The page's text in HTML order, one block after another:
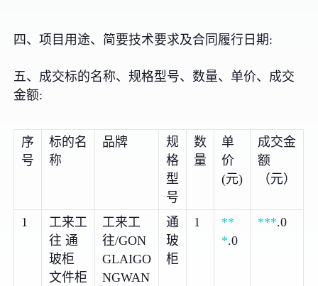
四、项目用途、简要技术要求及合同履行日期:
五、成交标的名称、规格型号、数量、单价、成交
金额:
序
号
标的名
称
品牌
规
格
型
号
数
量
单
价
(元)
成交金
额
（元）
1
工来工
往 通
玻柜
文件柜
工来工
往/GON
GLAIGO
NGWAN
通
玻
柜
1
**
*.0
***.0